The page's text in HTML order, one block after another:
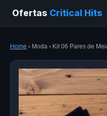
Ofertas Critical Hits
Home › Moda › Kit 06 Pares de